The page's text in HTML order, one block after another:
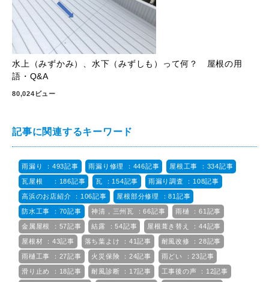
水上（みずかみ）、水下（みずしも）って何？ 屋根の用
語・Q&A
80,024ビュー
記事に関連するキーワード
雨漏り ：493記事 雨漏り修理 ：446記事 屋根工事 ：334記事
瓦屋根 ：186記事 瓦 ：154記事 雨漏り調査 ：108記事
高浜のお店紹介 ：106記事 屋根部分修理 ：81記事
防水工事 ：70記事 神清，三州瓦 ：66記事 雨樋 ：61記事
金属屋根 ：57記事 結露 ：54記事 屋根葺き替え ：44記事
屋根材 ：43記事 落ち葉よけ ：41記事 耐風改修 ：28記事
雨樋工事 ：27記事 火災保険 ：24記事 雨どい ：23記事
滑り止め ：18記事 耐風診断 ：17記事 工事後の声 ：12記事